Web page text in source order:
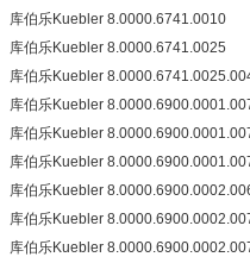
库伯乐Kuebler 8.0000.6741.0010
库伯乐Kuebler 8.0000.6741.0025
库伯乐Kuebler
库伯乐Kuebler
库伯乐Kuebler
库伯乐Kuebler
库伯乐Kuebler
库伯乐Kuebler
库伯乐Kuebler